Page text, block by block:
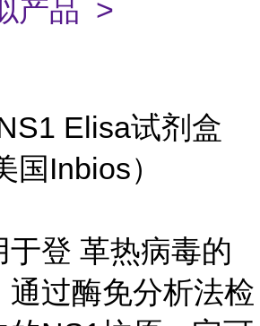
产品 >
Elisa试剂盒
国Inbios）
于登 革热病毒的
通过酶免分析法检